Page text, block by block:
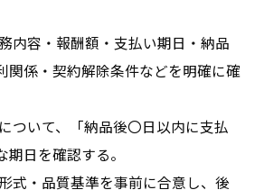
内容・報酬額・支払い期日・納品
関係・契約解除条件などを明確に確
ついて、「納品後〇日以内に支払
日を確認する。
式・品質基準を事前に合意し、後